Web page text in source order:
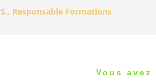
S., Responsable Formations
Vous